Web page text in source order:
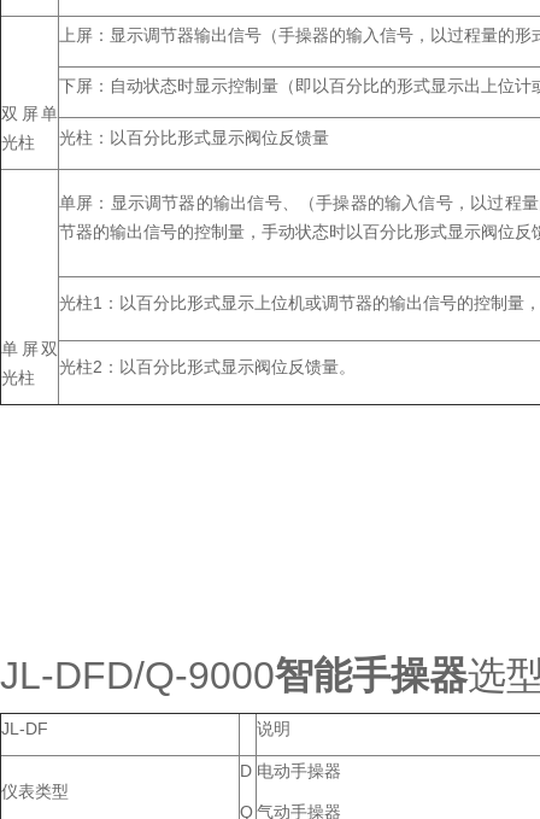
双屏单
光柱
上屏：显示调节器输出信号（手操器的输入信号，以过程量的
下屏：自动状态时显示控制量（即以百分比的形式显示出上位计
光柱：以百分比形式显示阀位反馈量
单屏双
光柱
单屏：显示调节器的输出信号、（手操器的输入信号，以过程
节器的输出信号的控制量，手动状态时以百分比形式显示阀位反
光柱1：以百分比形式显示上位机或调节器的输出信号的控制量
光柱2：以百分比形式显示阀位反馈量。
JL-DFD/Q-9000智能手操器选
JL-DF 说明
仪表类型
D
Q
电动手操器
气动手操器